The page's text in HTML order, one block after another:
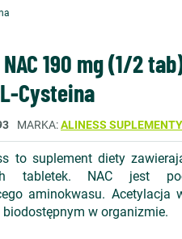
190 mg (1/2
Cysteina
MARKA ALINESS SUPLEMENTY
to suplement diety
tabletek. NAC jest
aminokwasu. Acetylacja
w organizmie.